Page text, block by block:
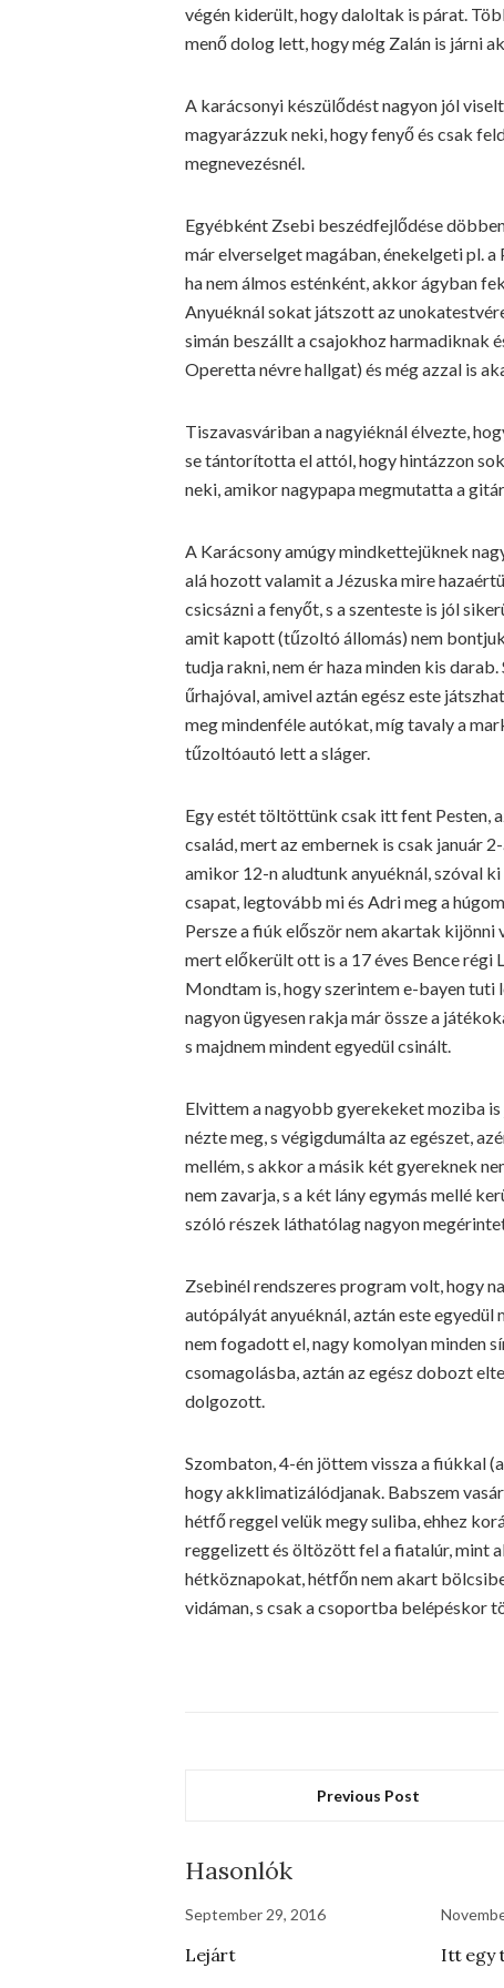
végén kiderült, hogy daloltak is párat.
menő dolog lett, hogy még Zalán is járni
A karácsonyi készülődést nagyon jól
magyarázzuk neki, hogy fenyő és csak
megnevezésnél.
Egyébként Zsebi beszédfejlődése
már elverselget magában, énekelgeti pl.
ha nem álmos esténként, akkor ágyban
Anyuéknál sokat játszott az
simán beszállt a csajokhoz harmadiknak
Operetta névre hallgat) és még azzal is
Tiszavasváriban a nagyiéknál élvezte,
se tántorította el attól, hogy hintázzon
neki, amikor nagypapa megmutatta a
A Karácsony amúgy mindkettejüknek
alá hozott valamit a Jézuska mire
csicsázni a fenyőt, s a szenteste is jól
amit kapott (tűzoltó állomás) nem
tudja rakni, nem ér haza minden kis
űrhajóval, amivel aztán egész este
meg mindenféle autókat, míg tavaly a
tűzoltóautó lett a sláger.
Egy estét töltöttünk csak itt fent Pesten,
család, mert az embernek is csak január
amikor 12-n aludtunk anyuéknál, szóval
csapat, legtovább mi és Adri meg a
Persze a fiúk először nem akartak kijönni
mert előkerült ott is a 17 éves Bence régi
Mondtam is, hogy szerintem e-bayen tuti
nagyon ügyesen rakja már össze a
s majdnem mindent egyedül csinált.
Elvittem a nagyobb gyerekeket moziba
nézte meg, s végigdumálta az egészet,
mellém, s akkor a másik két gyereknek
nem zavarja, s a két lány egymás mellé
szóló részek láthatólag nagyon
Zsebinél rendszeres program volt, hogy
autópályát anyuéknál, aztán este
nem fogadott el, nagy komolyan minden
csomagolásba, aztán az egész dobozt
dolgozott.
Szombaton, 4-én jöttem vissza a fiúkkal
hogy akklimatizálódjanak. Babszem
hétfő reggel velük megy suliba, ehhez
reggelizett és öltözött fel a fiatalúr, mint
hétköznapokat, hétfőn nem akart
vidáman, s csak a csoportba belépéskor
Previous Post
Hasonlók
September 29, 2016
Lejárt Itt egy